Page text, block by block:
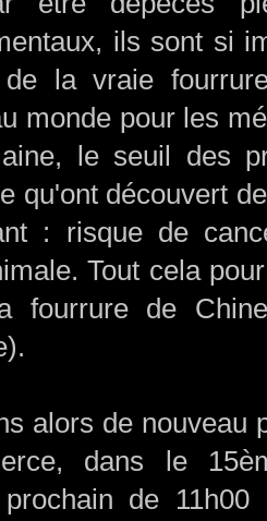
ils sont si
de la vraie
monde pour les
le seuil des
qu'ont découvert
: risque de
Tout cela
fourrure de
alors de nouveau
dans le
prochain de